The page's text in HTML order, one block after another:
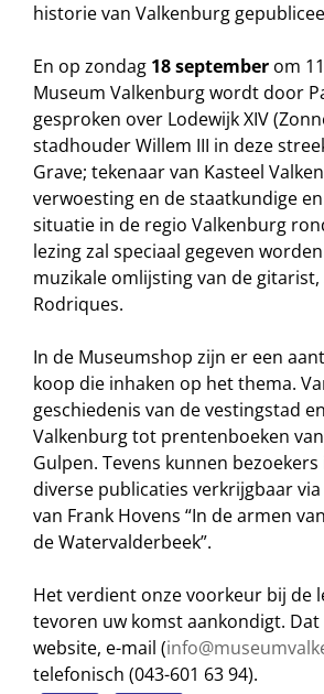
historie van Valkenburg
En op zondag 18 september om
Museum Valkenburg wordt door
gesproken over Lodewijk XIV
stadhouder Willem III in deze
Grave; tekenaar van Kasteel
verwoesting en de staatkundige
situatie in de regio Valkenburg
lezing zal speciaal gegeven
muzikale omlijsting van de gitarist,
Rodriques.
In de Museumshop zijn er een
koop die inhaken op het thema.
geschiedenis van de vestingstad
Valkenburg tot prentenboeken
Gulpen. Tevens kunnen
diverse publicaties verkrijgbaar
van Frank Hovens “In de armen
de Watervalderbeek”.
Het verdient onze voorkeur bij de
tevoren uw komst aankondigt. Dat
website, e-mail (
telefonisch (043-601 63 94).